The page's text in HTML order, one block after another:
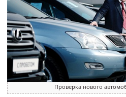
Проверка нового